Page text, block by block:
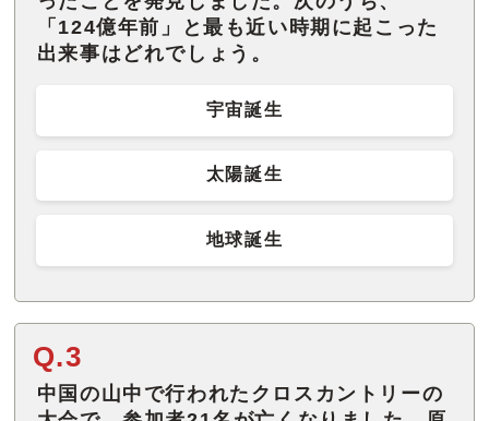
「124億年前」と最も近い時期に起こった
出来事はどれでしょう。
宇宙誕生
太陽誕生
地球誕生
Q.3
中国の山中で行われたクロスカントリーの